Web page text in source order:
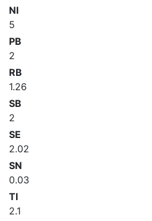
NI
5
PB
2
RB
1.26
SB
2
SE
2.02
SN
0.03
TI
2.1